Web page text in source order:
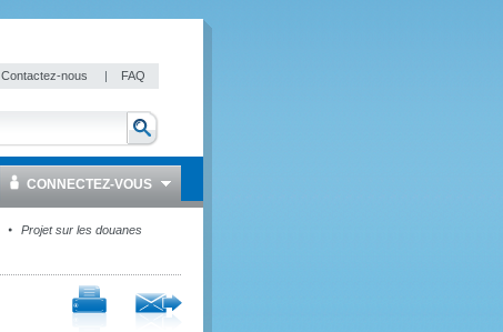
Contactez-nous | FAQ
CONNECTEZ-VOUS
Projet sur les douanes